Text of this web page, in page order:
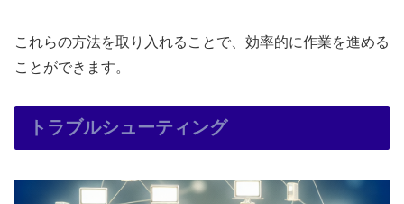
これらの方法を取り入れることで、効率的に作業を進める
ことができます。
トラブルシューティング